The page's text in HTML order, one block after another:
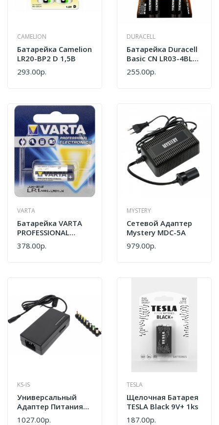
CAMELION
Батарейка Camelion
LR20-BP2 D 1,5В
293.00р.
DURACELL
Батарейка Duracell
Basic CN LR03-4BL
AAA 4 Шт
255.00р.
VARTA
Батарейка VARTA
PROFESSIONAL
Литий AA/LR06
378.00р.
MYSTERY
Сетевой Адаптер
Mystery MDC-5A
979.00р.
KS-IS
Универсальный
Адаптер Питания
KS-Is Chrox KS-152
1027.00р.
TESLA
Щелочная Батарея
TESLA Black 9V+ 1ks
187.00р.